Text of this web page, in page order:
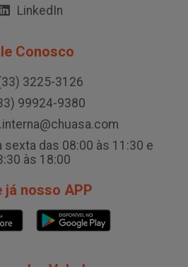
LinkedIn
Conosco
3225-3126
99924-9380
sexta das 08:00 às 11:30 e
às 18:00
já nosso APP